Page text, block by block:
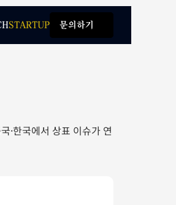
STARTUP
문의하기
문의하기
·한국에서 상표 이슈가 연